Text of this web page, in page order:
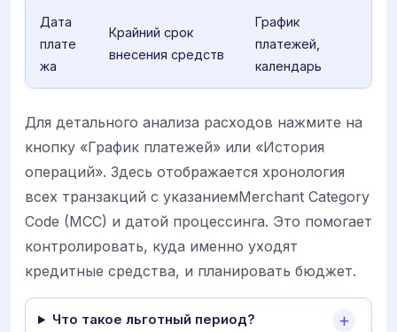
Дата
плате
жа
Крайний срок
внесения средств
График
платежей,
календарь
Для детального анализа расходов нажмите на
кнопку «График платежей» или «История
операций». Здесь отображается хронология
всех транзакций с указаниемMerchant Category
Code (MCC) и датой процессинга. Это помогает
контролировать, куда именно уходят
кредитные средства, и планировать бюджет.
Что такое льготный период?